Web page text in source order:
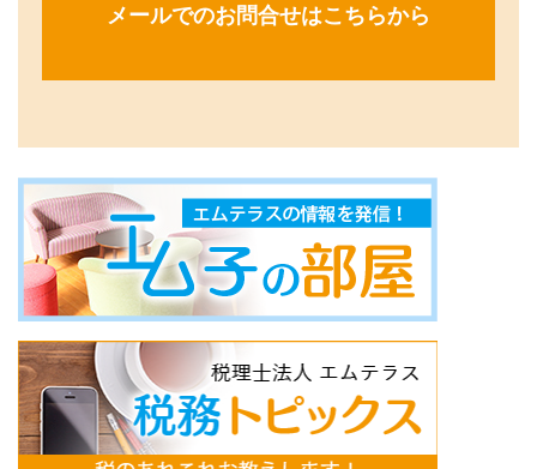
メールでのお問合せはこちらから